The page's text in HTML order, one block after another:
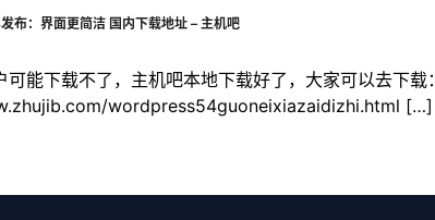
布：界面更简洁 国内下载地址 – 主机吧
能下载不了，主机吧本地下载好了，大家可以去下载：
wordpress54guoneixiazaidizhi.html […]